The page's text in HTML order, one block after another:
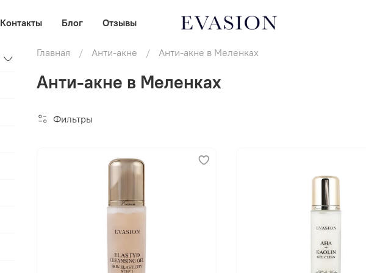
Контакты Блог Отзывы
Главная Анти-акне Анти-акне в Меленках
Анти-акне в Меленках
Фильтры
В корзину